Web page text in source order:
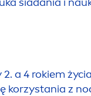
a 4 rokiem
korzystania z